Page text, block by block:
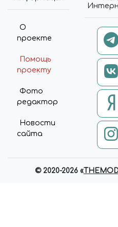
О
проекте
Помощь
проекту
Фото
редактор
Новости
сайта
© 2020-2026 «